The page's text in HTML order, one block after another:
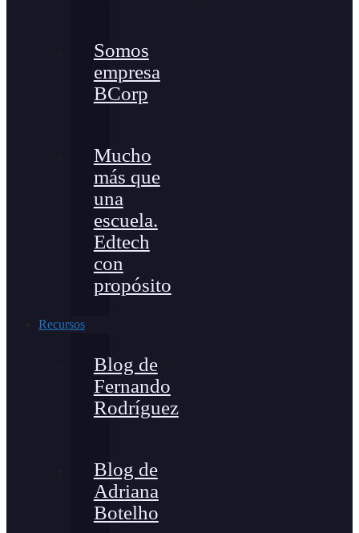
Somos
empresa
BCorp
Mucho
más que
una
escuela.
Edtech
con
propósito
Recursos
Blog de
Fernando
Rodríguez
Blog de
Adriana
Botelho